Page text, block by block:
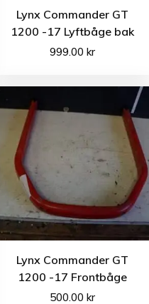
Lynx Commander GT
1200 -17 Lyftbåge bak
999.00 kr
Lynx Commander GT
1200 -17 Frontbåge
500.00 kr